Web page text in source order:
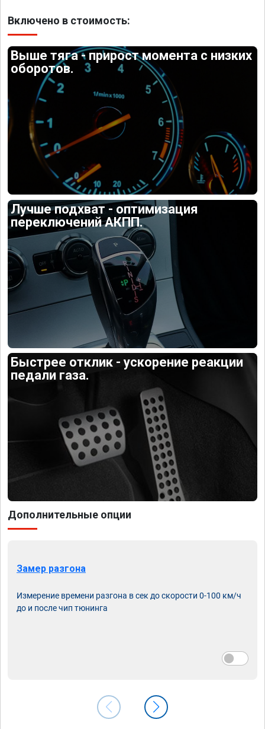
Включено в стоимость:
Выше тяга - прирост момента с низких
оборотов.
Лучше подхват - оптимизация
переключений АКПП.
Быстрее отклик - ускорение реакции
педали газа.
Дополнительные опции
Замер разгона
Измерение времени разгона в сек до скорости 0-100 км/ч
до и после чип тюнинга